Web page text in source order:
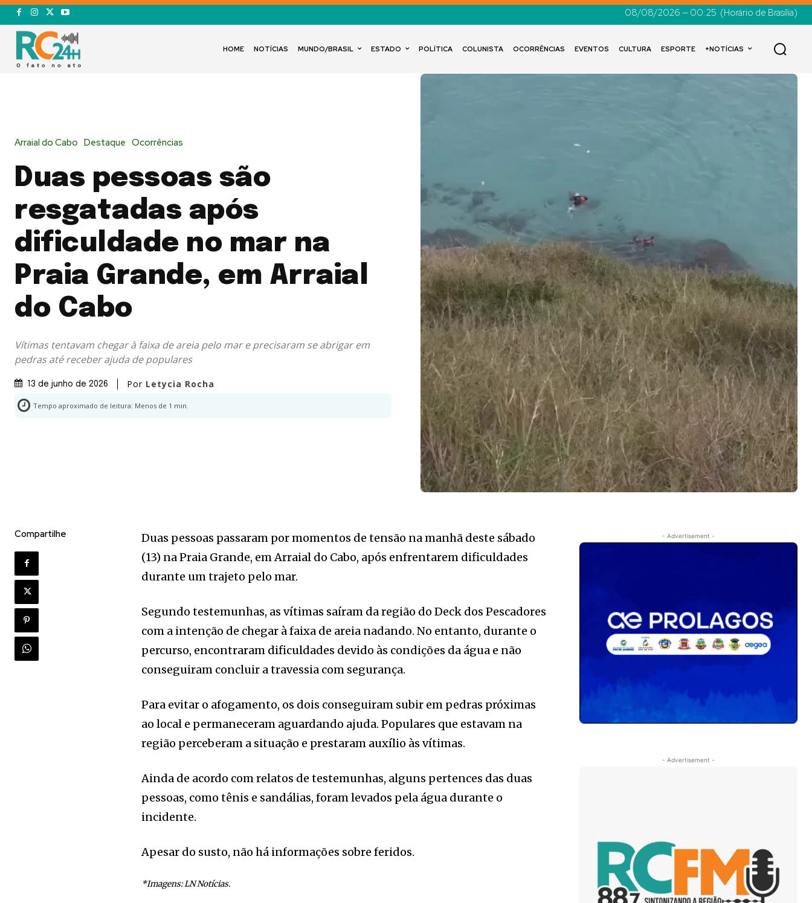
08/08/2026 — 00:25 (Horário de Brasília)
HOME NOTÍCIAS MUNDO/BRASIL ESTADO POLÍTICA COLUNISTA OCORRÊNCIAS EVENTOS CULTURA ESPORTE +NOTÍCIAS
Arraial do Cabo Destaque Ocorrências
Duas pessoas são
resgatadas após
dificuldade no mar na
Praia Grande, em Arraial
do Cabo
Vítimas tentavam chegar à faixa de areia pelo mar e precisaram se abrigar em
pedras até receber ajuda de populares
13 de junho de 2026 Por Letycia Rocha
Tempo aproximado de leitura: Menos de 1 min.
Compartilhe
Duas pessoas passaram por momentos de tensão na manhã deste sábado
(13) na Praia Grande, em Arraial do Cabo, após enfrentarem dificuldades
durante um trajeto pelo mar.
Segundo testemunhas, as vítimas saíram da região do Deck dos Pescadores
com a intenção de chegar à faixa de areia nadando. No entanto, durante o
percurso, encontraram dificuldades devido às condições da água e não
conseguiram concluir a travessia com segurança.
Para evitar o afogamento, os dois conseguiram subir em pedras próximas
ao local e permaneceram aguardando ajuda. Populares que estavam na
região perceberam a situação e prestaram auxílio às vítimas.
Ainda de acordo com relatos de testemunhas, alguns pertences das duas
pessoas, como tênis e sandálias, foram levados pela água durante o
incidente.
Apesar do susto, não há informações sobre feridos.
*Imagens: LN Notícias.
- Advertisement -
- Advertisement -